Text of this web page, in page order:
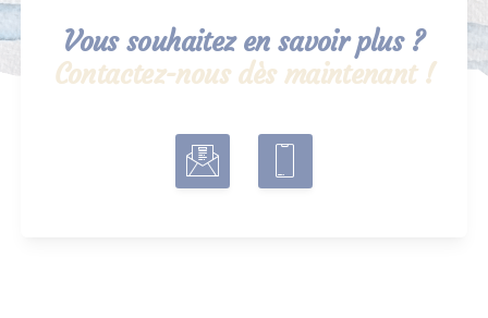
Vous souhaitez en savoir plus ?
Contactez-nous dès maintenant !